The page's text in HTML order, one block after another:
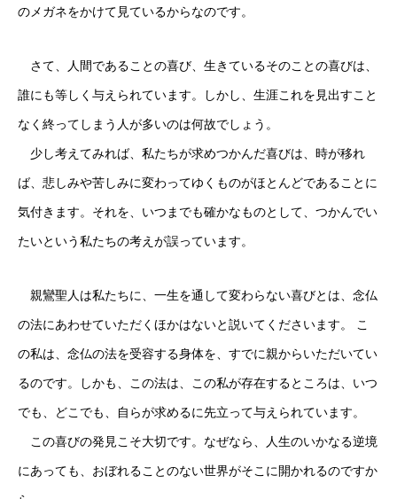
のメガネをかけて見ているからなのです。
さて、人間であることの喜び、生きているそのことの喜びは、
誰にも等しく与えられています。しかし、生涯これを見出すこと
なく終ってしまう人が多いのは何故でしょう。
少し考えてみれば、私たちが求めつかんだ喜びは、時が移れ
ば、悲しみや苦しみに変わってゆくものがほとんどであることに
気付きます。それを、いつまでも確かなものとして、つかんでい
たいという私たちの考えが誤っています。
親鸞聖人は私たちに、一生を通して変わらない喜びとは、念仏
の法にあわせていただくほかはないと説いてくださいます。 こ
の私は、念仏の法を受容する身体を、すでに親からいただいてい
るのです。しかも、この法は、この私が存在するところは、いつ
でも、どこでも、自らが求めるに先立って与えられています。
この喜びの発見こそ大切です。なぜなら、人生のいかなる逆境
にあっても、おぼれることのない世界がそこに開かれるのですか